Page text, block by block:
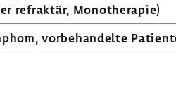
refraktär, Mono­the­rapie)
vorbe­han­delte